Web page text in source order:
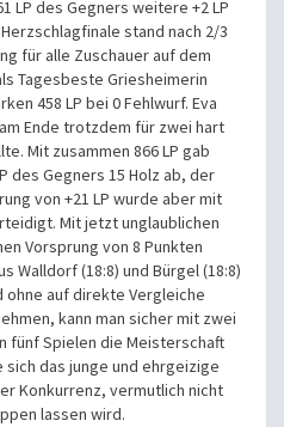
LP des Gegners weitere +2 LP
stand nach 2/3
für alle Zuschauer auf dem
Tagesbeste Griesheimerin
458 LP bei 0 Fehlwurf. Eva
Ende trotzdem für zwei hart
Mit zusammen 866 LP gab
des Gegners 15 Holz ab, der
von +21 LP wurde aber mit
Mit jetzt unglaublichen
Vorsprung von 8 Punkten
Walldorf (18:8) und Bürgel (18:8)
ohne auf direkte Vergleiche
kann man sicher mit zwei
fünf Spielen die Meisterschaft
sich das junge und ehrgeizige
Konkurrenz, vermutlich nicht
lassen wird.